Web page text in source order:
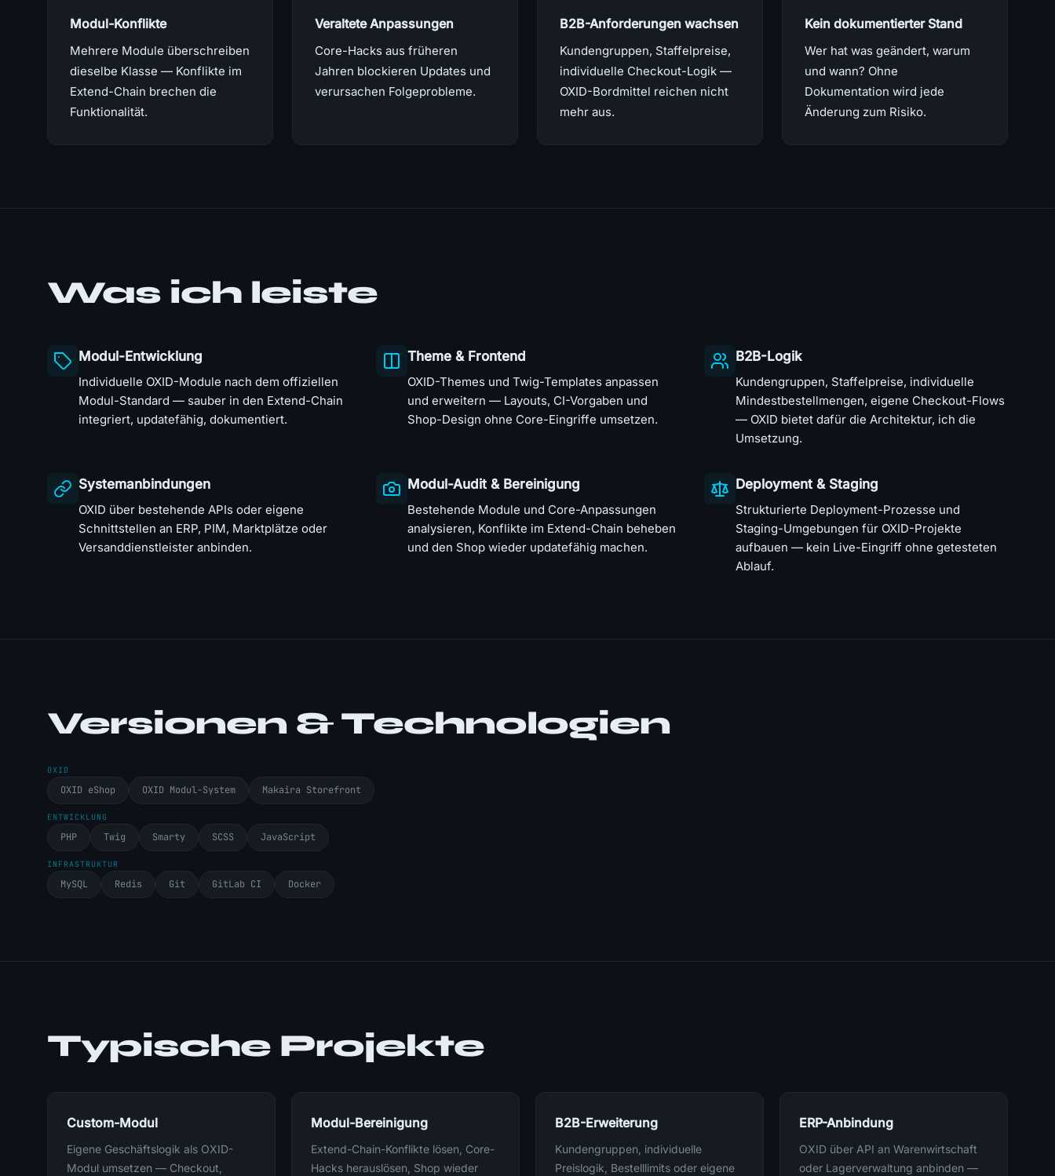
Modul-Konflikte
Mehrere Module überschreiben
dieselbe Klasse — Konflikte im
Extend-Chain brechen die
Funktionalität.
Veraltete Anpassungen
Core-Hacks aus früheren
Jahren blockieren Updates und
verursachen Folgeprobleme.
B2B-Anforderungen wachsen
Kundengruppen, Staffelpreise,
individuelle Checkout-Logik —
OXID-Bordmittel reichen nicht
mehr aus.
Kein dokumentierter Stand
Wer hat was geändert, warum
und wann? Ohne
Dokumentation wird jede
Änderung zum Risiko.
Was ich leiste
Modul-Entwicklung
Individuelle OXID-Module nach dem offiziellen
Modul-Standard — sauber in den Extend-Chain
integriert, updatefähig, dokumentiert.
Theme & Frontend
OXID-Themes und Twig-Templates anpassen
und erweitern — Layouts, CI-Vorgaben und
Shop-Design ohne Core-Eingriffe umsetzen.
B2B-Logik
Kundengruppen, Staffelpreise, individuelle
Mindestbestellmengen, eigene Checkout-Flows
— OXID bietet dafür die Architektur, ich die
Umsetzung.
Systemanbindungen
OXID über bestehende APIs oder eigene
Schnittstellen an ERP, PIM, Marktplätze oder
Versanddienstleister anbinden.
Modul-Audit & Bereinigung
Bestehende Module und Core-Anpassungen
analysieren, Konflikte im Extend-Chain beheben
und den Shop wieder updatefähig machen.
Deployment & Staging
Strukturierte Deployment-Prozesse und
Staging-Umgebungen für OXID-Projekte
aufbauen — kein Live-Eingriff ohne getesteten
Ablauf.
Versionen & Technologien
OXID
OXID eShop OXID Modul-System Makaira Storefront
ENTWICKLUNG
PHP Twig Smarty SCSS JavaScript
INFRASTRUKTUR
MySQL Redis Git GitLab CI Docker
Typische Projekte
Custom-Modul
Eigene Geschäftslogik als OXID-
Modul umsetzen — Checkout,
Modul-Bereinigung
Extend-Chain-Konflikte lösen, Core-
Hacks herauslösen, Shop wieder
B2B-Erweiterung
Kundengruppen, individuelle
Preislogik, Bestelllimits oder eigene
ERP-Anbindung
OXID über API an Warenwirtschaft
oder Lagerverwaltung anbinden —